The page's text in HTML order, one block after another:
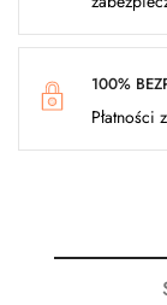
100%
Płatności